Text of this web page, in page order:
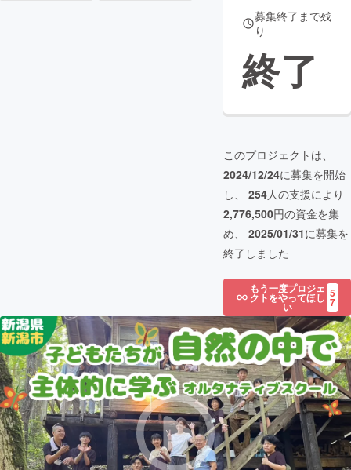
募集終了まで残
り
終了
このプロジェクトは、
2024/12/24に募集を開始
し、 254人の支援により
2,776,500円の資金を集
め、 2025/01/31に募集を
終了しました
もう一度プロジェ
クトをやってほし
い
5
7